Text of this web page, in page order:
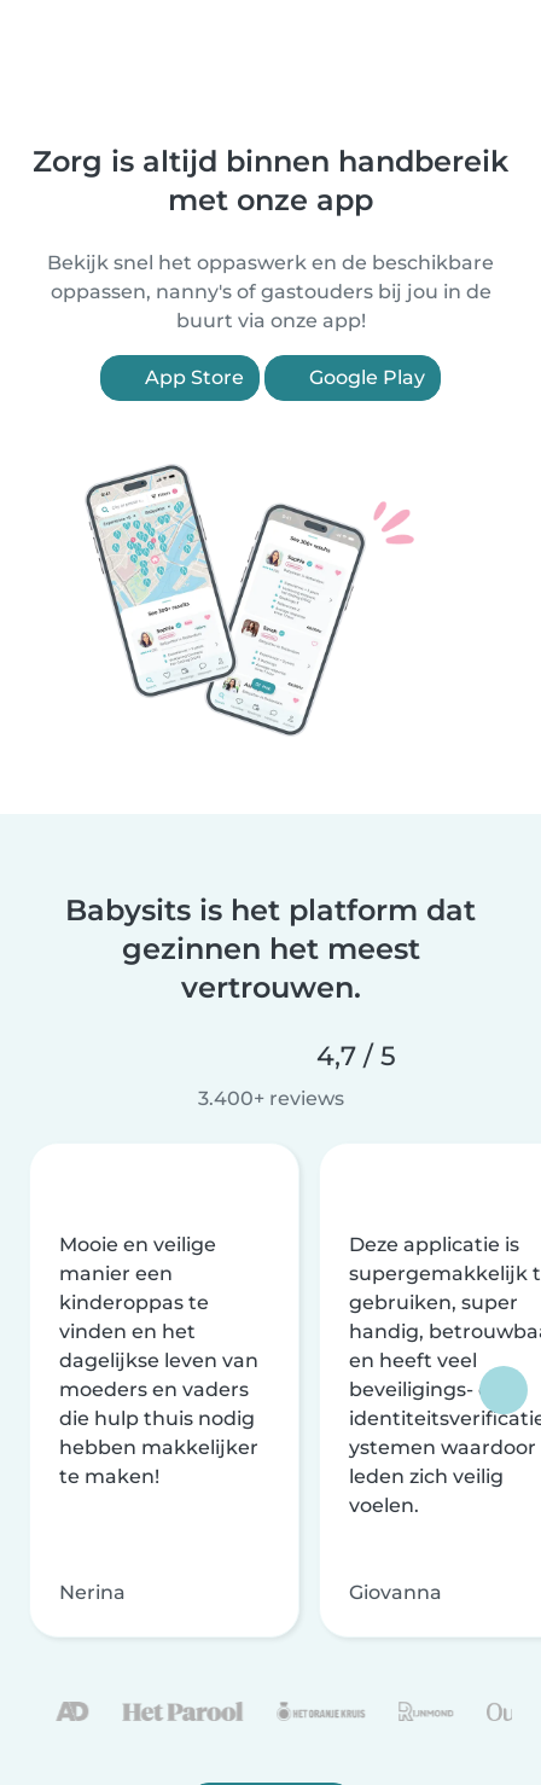
Zorg is altijd binnen handbereik
met onze app
Bekijk snel het oppaswerk en de beschikbare
oppassen, nanny's of gastouders bij jou in de
buurt via onze app!
App Store Google Play
Babysits is het platform dat
gezinnen het meest
vertrouwen.
4,7 / 5
3.400+ reviews
Mooie en veilige
manier een
kinderoppas te
vinden en het
dagelijkse leven van
moeders en vaders
die hulp thuis nodig
hebben makkelijker
te maken!
Nerina
Deze applicatie is
supergemakkelijk
gebruiken, super
handig,
en heeft veel
beveiligings- en
ystemen waardoor
leden zich veilig
voelen.
Giovanna